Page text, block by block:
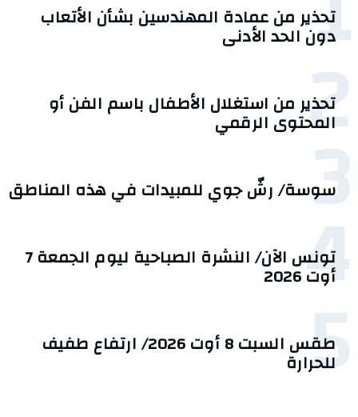
تحذير من عمادة المهندسين بشأن الأتعاب
دون الحد الأدنى
2
تحذير من استغلال الأطفال باسم الفن أو
المحتوى الرقمي
3
سوسة/ رشّ جوي للمبيدات في هذه المناطق
4 تونس الآن/ النشرة الصباحية ليوم الجمعة 7
أوت 2026
5 طقس السبت 8 أوت 2026/ ارتفاع طفيف
للحرارة